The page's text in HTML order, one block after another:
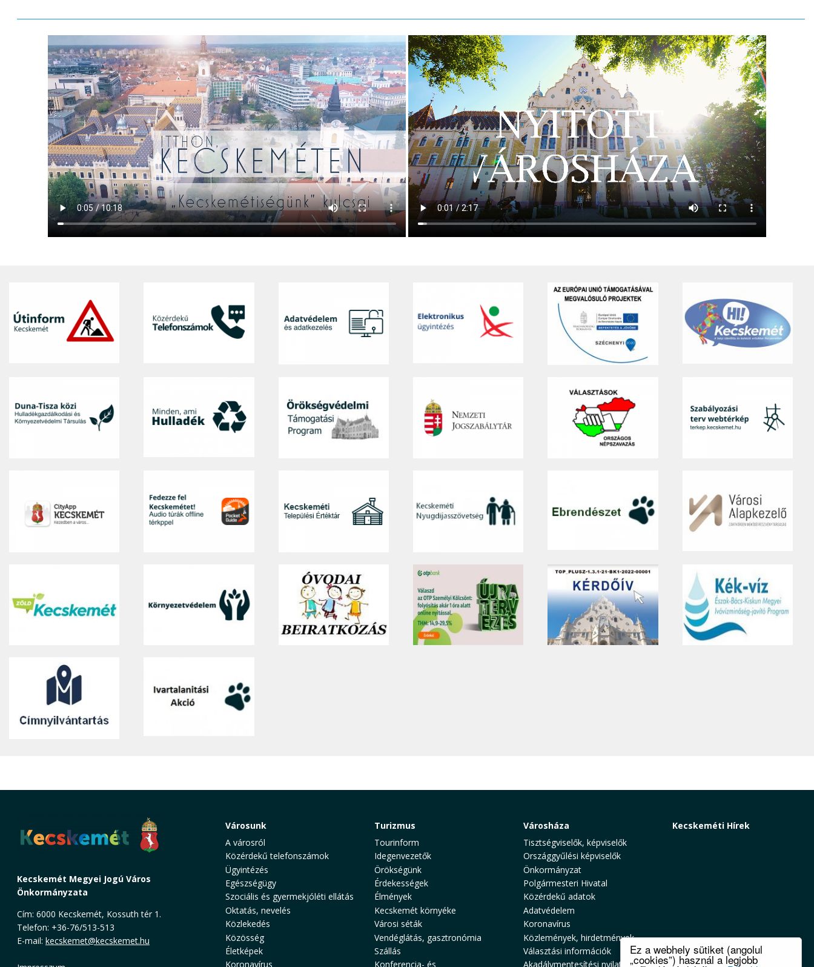
Ez a webhely sütiket (angolul
„cookies”) használ a legjobb
Kecskemét Megyei Jogú Város
Önkormányzata
Cím: 6000 Kecskemét, Kossuth tér 1.
Telefon: +36-76/513-513
E-mail: kecskemet@kecskemet.hu
Városunk
A városról
Közérdekű telefonszámok
Ügyintézés
Egészségügy
Szociális és gyermekjóléti ellátás
Oktatás, nevelés
Közlekedés
Közösség
Életképek
Koronavírus
Turizmus
Tourinform
Idegenvezetők
Örökségünk
Érdekességek
Élmények
Kecskemét környéke
Városi séták
Vendéglátás, gasztronómia
Szállás
Konferencia- és
Városháza
Tisztségviselők, képviselők
Országgyűlési képviselők
Önkormányzat
Polgármesteri Hivatal
Közérdekű adatok
Adatvédelem
Koronavírus
Közlemények, hirdetmények
Választási információk
Akadálymentesítési nyilatkozat
Kecskeméti Hírek